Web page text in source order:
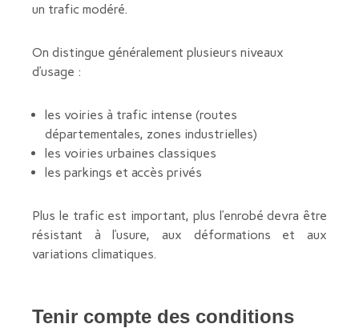
un trafic modéré.
On distingue généralement plusieurs niveaux
d’usage :
les voiries à trafic intense (routes
départementales, zones industrielles)
les voiries urbaines classiques
les parkings et accès privés
Plus le trafic est important, plus l’enrobé devra être
résistant à l’usure, aux déformations et aux
variations climatiques.
Tenir compte des conditions